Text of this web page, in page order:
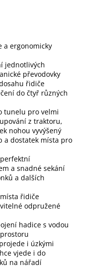
a ergonomicky
jednotlivých
převodovky
řidiče
do čtyř různých
tunelu pro velmi
z traktoru,
nohou vyvýšený
a dostatek místa pro
a snadné sekání
a dalších
řidiče
odpružené
hadice s vodou
i úzkými
vjede i do
na nářadí